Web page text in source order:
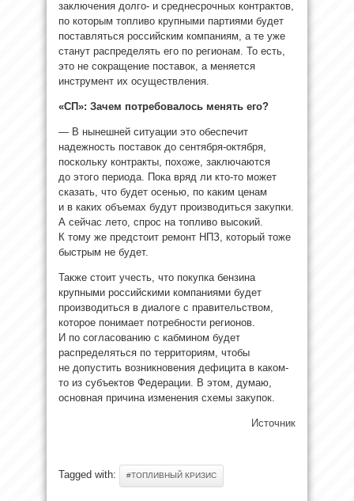
заключения долго- и среднесрочных контрактов,
по которым топливо крупными партиями будет
поставляться российским компаниям, а те уже
станут распределять его по регионам. То есть,
это не сокращение поставок, а меняется
инструмент их осуществления.
«СП»: Зачем потребовалось менять его?
— В нынешней ситуации это обеспечит
надежность поставок до сентября-октября,
поскольку контракты, похоже, заключаются
до этого периода. Пока вряд ли кто-то может
сказать, что будет осенью, по каким ценам
и в каких объемах будут производиться закупки.
А сейчас лето, спрос на топливо высокий.
К тому же предстоит ремонт НПЗ, который тоже
быстрым не будет.
Также стоит учесть, что покупка бензина
крупными российскими компаниями будет
производиться в диалоге с правительством,
которое понимает потребности регионов.
И по согласованию с кабмином будет
распределяться по территориям, чтобы
не допустить возникновения дефицита в каком-
то из субъектов Федерации. В этом, думаю,
основная причина изменения схемы закупок.
Источник
Tagged with: #ТОПЛИВНЫЙ КРИЗИС